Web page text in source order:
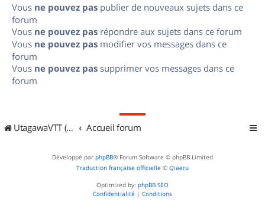
Vous ne pouvez pas publier de nouveaux sujets dans ce
forum
Vous ne pouvez pas répondre aux sujets dans ce forum
Vous ne pouvez pas modifier vos messages dans ce
forum
Vous ne pouvez pas supprimer vos messages dans ce
forum
UtagawaVTT (Randos VTT et VTTAE avec traces GPS) Accueil forum
Développé par phpBB® Forum Software © phpBB Limited
Traduction française officielle © Qiaeru
Optimized by: phpBB SEO
Confidentialité | Conditions